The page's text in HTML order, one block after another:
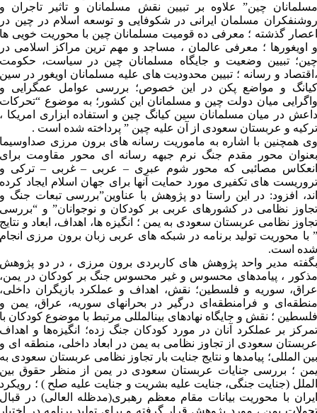
مسلمانان چین” علاوه بر تبیین نقش مسلمانان و تاثیر تاجران و
روشنفکران مسلمان ایرانی در شکوفایی و توسعه اسلام در چین در
اعصار گذشته ؛ معرفی ده قومیت مسلمانان چین با محوریت خویی ها
و اویغورها ؛ معرفی عالمان ، مساجد و مهم ترین مراکز اسلامی در
چین؛ تبیین وضعیت و جایگاه مسلمانان چین در سیاست، حکومت
،اقتصاد و رسانه ؛ تبیین محدودیت های علیه مسلمانان اویغور در سین
کیانگ و مواضع پکن در این خصوص؛ بررسی عوامل عمگرایی و
واگرایی میان دولت چین و مسلمانان این کشور؛ به موضوع “تحرکات
داعش در میان مسلمانان سین کیانگ چین و استفاده ابزاری امریکا ،
ترکیه و عربستان سعودی از آن علیه چین ” پرداخته شده است .
وی همچنین با اشاره به ماموریت رسانه های برون مرزی صداوسیما
بعنوان محور مقدم جنگ نرم جبهه رسانه ای محور مقاومت برای
انعکاس مصائبی که محور شوم عبری – عربی – غربی – ترکی و
تروریست های تکفیری مورد حمایت آنها برای جهان اسلام ایجاد کرده
اند، افزود: در این راستا دو پژوهش با عناوین”بررسی تبعات جنگ و
تجاوز نظامی در کشورهای عربی بر کودکان و نوجوانان” و “بررسی
تجاوز نظامی عربستان سعودی به یمن ؛ انگیزه ها، اهداف، ابعاد و نتایج
” با محوریت تولید برنامه در شبکه های عربی زبان برون مرزی انجام
شده است.
بگفته مدیر واحد پژوهش های کاربردی برون مرزی ، در دو پژوهش
مذکور ، پیامدهای محسوس و غیر محسوس جنگ‏ بر کودکان در یمن،
عراق، سوریه و فلسطین؛ نقش، اهداف و عملکرد بازیگران داخلی،
منطقه‌ای و فرامنطقه‌ای درگیر در بحران‏های سوریه، عراق، یمن و
فلسطین ؛ نقش و جایگاه نهادهای بین‏المللی مرتبط با موضوع کودکان با
تمرکز بر عملکرد آنان در مورد کودکان جنگ زده؛ انگیزه‌ها و اهداف
عربستان سعودی از تجاوز نظامی به یمن در ابعاد داخلی، منطقه ای و
بین المللی؛ پیامدها و نتایج جنایت بار تجاوز نظامی عربستان سعودی به
یمن ؛ بررسی جنایات عربستان سعودی در یمن از منظر حقوق بین
الملل (جنایت جنگی، جنایت علیه بشریت و جنایت علیه صلح ) ؛ رویکرد
ایران با محوریت بیانات مقام معظم رهبری(مدظله العالی) در قبال